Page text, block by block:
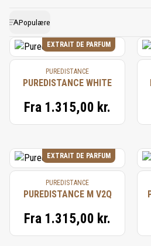
færre end 100 nøje udvalgte
til at forhandle
engagement i eksklusivitet
parfum, skabt som en ren
over to årtier af
PUREDISTANCE-
ægthedscertifikat
Jan Ewoud
Populære
EXTRAIT DE PARFUM
PUREDISTANCE
PUREDISTANCE WHITE
Fra 1.315,00 kr.
EXTRAIT DE PARFUM
PUREDISTANCE
PUREDISTANCE M V2Q
Fra 1.315,00 kr.